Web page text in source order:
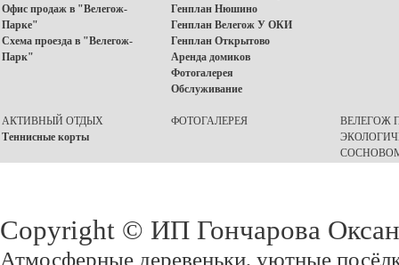
Офис продаж в "Велегож-
Парке"
Схема проезда в "Велегож-
Парк"
Генплан Нюшино
Генплан Велегож У ОКИ
Генплан Открытово
Аренда домиков
Фотогалерея
Обслуживание
АКТИВНЫЙ ОТДЫХ
Теннисные корты
ФОТОГАЛЕРЕЯ
ВЕЛЕГОЖ
Copyright © ИП Гончарова
Атмосферные деревеньки, уютные